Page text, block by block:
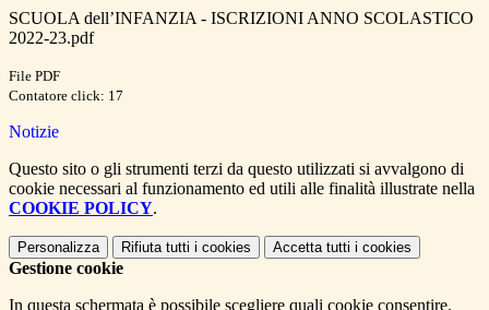
SCUOLA dell’INFANZIA - ISCRIZIONI ANNO SCOLASTICO
2022-23.pdf
File PDF
Contatore click: 17
Notizie
Questo sito o gli strumenti terzi da questo utilizzati si avvalgono di
cookie necessari al funzionamento ed utili alle finalità illustrate nella
COOKIE POLICY.
Personalizza Rifiuta tutti i cookies Accetta tutti i cookies
Gestione cookie
In questa schermata è possibile scegliere quali cookie consentire.